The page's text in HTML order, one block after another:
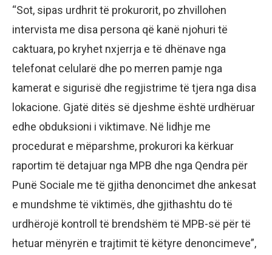
“Sot, sipas urdhrit të prokurorit, po zhvillohen
intervista me disa persona që kanë njohuri të
caktuara, po kryhet nxjerrja e të dhënave nga
telefonat celularë dhe po merren pamje nga
kamerat e sigurisë dhe regjistrime të tjera nga disa
lokacione. Gjatë ditës së djeshme është urdhëruar
edhe obduksioni i viktimave. Në lidhje me
procedurat e mëparshme, prokurori ka kërkuar
raportim të detajuar nga MPB dhe nga Qendra për
Punë Sociale me të gjitha denoncimet dhe ankesat
e mundshme të viktimës, dhe gjithashtu do të
urdhërojë kontroll të brendshëm të MPB-së për të
hetuar mënyrën e trajtimit të këtyre denoncimeve”,